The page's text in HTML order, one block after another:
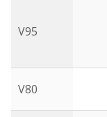
V95
V80